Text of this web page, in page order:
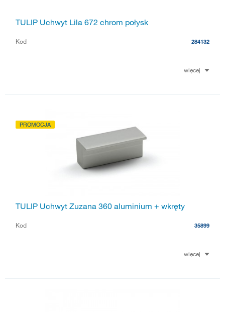
TULIP Uchwyt Lila 672 chrom połysk
Kod 284132
więcej
PROMOCJA
TULIP Uchwyt Zuzana 360 aluminium + wkręty
Kod 35899
więcej